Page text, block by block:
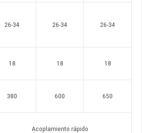
26-34 26-34 26-34
18 18 18
380 600 650
Acoplamiento rápido